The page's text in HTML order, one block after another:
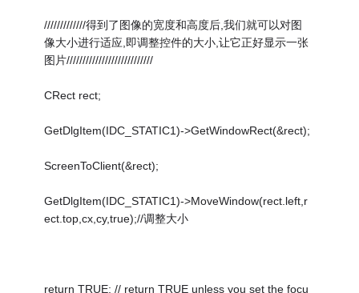
/////////////得到了图像的宽度和高度后,我们就可以对图
像大小进行适应,即调整控件的大小,让它正好显示一张
图片///////////////////////////
CRect rect;
GetDlgItem(IDC_STATIC1)->GetWindowRect(&rect);
ScreenToClient(&rect);
GetDlgItem(IDC_STATIC1)->MoveWindow(rect.left,r
ect.top,cx,cy,true);//调整大小
return TRUE; // return TRUE unless you set the focu